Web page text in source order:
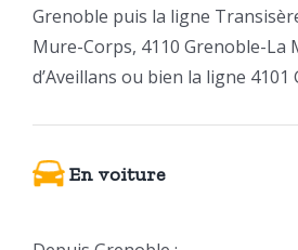
Grenoble puis la ligne
Mure-Corps, 4110 Grenoble-La
d’Aveillans ou bien la ligne 4101
En voiture